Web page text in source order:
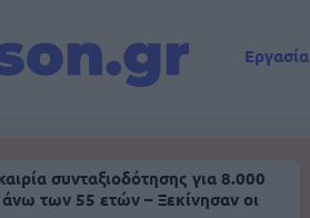
Εργασία
συνταξιοδότησης για 8.000
των 55 ετών – Ξεκίνησαν οι